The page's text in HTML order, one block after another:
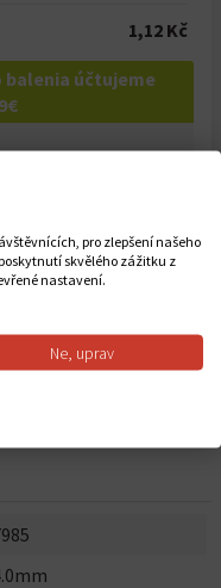
1,12 Kč
balenia účtujeme
1,12 Kč
pro zlepšení našeho
skvělého zážitku z
nastavení.
Ne, uprav